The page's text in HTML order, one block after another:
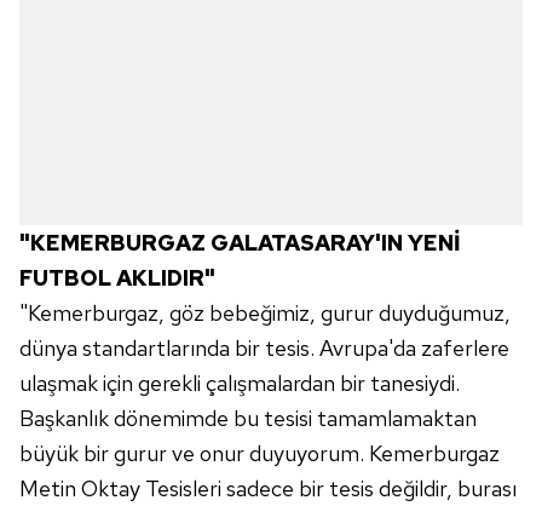
"KEMERBURGAZ GALATASARAY'IN YENİ
FUTBOL AKLIDIR"
"Kemerburgaz, göz bebeğimiz, gurur duyduğumuz,
dünya standartlarında bir tesis. Avrupa'da zaferlere
ulaşmak için gerekli çalışmalardan bir tanesiydi.
Başkanlık dönemimde bu tesisi tamamlamaktan
büyük bir gurur ve onur duyuyorum. Kemerburgaz
Metin Oktay Tesisleri sadece bir tesis değildir, burası